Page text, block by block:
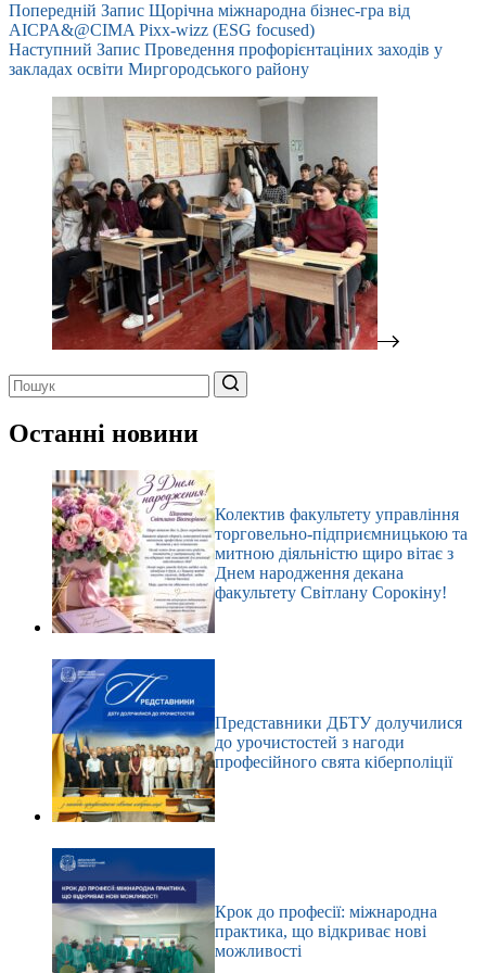
Попередній Запис Щорічна міжнародна бізнес-гра від
AICPA&@CIMA Pixx-wizz (ESG focused)
Наступний Запис Проведення профорієнтаціних заходів у
закладах освіти Миргородського району
результатів
Останні новини
Колектив факультету управління
торговельно-підприємницькою та
митною діяльністю щиро вітає з
Днем народження декана
факультету Світлану Сорокіну!
Представники ДБТУ долучилися
до урочистостей з нагоди
професійного свята кіберполіції
Крок до професії: міжнародна
практика, що відкриває нові
можливості